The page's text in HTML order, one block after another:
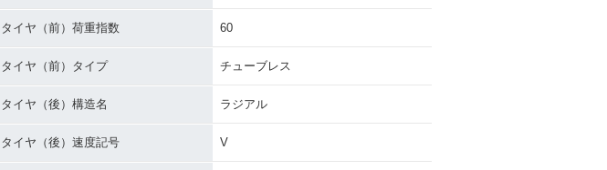
タイヤ（前）荷重指数 60
タイヤ（前）タイプ チューブレス
タイヤ（後）構造名 ラジアル
タイヤ（後）速度記号 V